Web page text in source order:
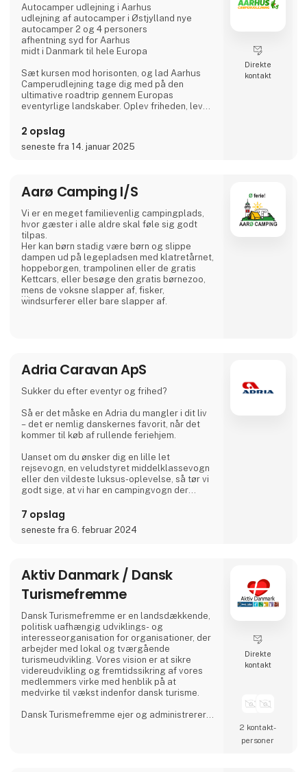
Autocamper udlejning i Aarhus
udlejning af autocamper i Østjylland nye
autocamper 2 og 4 personers
afhentning syd for Aarhus
midt i Danmark til hele Europa
Sæt kursen mod horisonten, og lad Aarhus
Camperudlejning tage dig med på den
ultimative roadtrip gennem Europas
eventyrlige landskaber. Oplev friheden, lev
vejviser til uforglemmelige øjeblikke med
vores autocamper udlejning.
mangfoldige kulturer og smagsoplevelser.
verden: Dit eventyr begynder her.
Hvor går turen h
2 opslag
seneste fra 14. januar 2025
Direkte
kontakt
Aarø Camping I/S
Vi er en meget familievenlig campingplads,
hvor gæster i alle aldre skal føle sig godt
tilpas.
Her kan børn stadig være børn og slippe
dampen ud på legepladsen med klatretårnet,
hoppeborgen, trampolinen eller de gratis
Kettcars, eller besøge den gratis børnezoo,
mens de voksne slapper af, fisker,
windsurferer eller bare slapper af.
I vores lille café eller i ølhaven, når vejret er
godt, mødes mange gæster og øboere til en
drink med kaffe eller øl.
Vi glæder os til at møde dig
Dirk, Isabell, Tim og Joe Schäfer
Adria Caravan ApS
Sukker du efter eventyr og frihed?
Så er det måske en Adria du mangler i dit liv
– det er nemlig danskernes favorit, når det
kommer til køb af rullende feriehjem.
Uanset om du ønsker dig en lille let
rejsevogn, en veludstyret middelklassevogn
eller den vildeste luksus-oplevelse, så tør vi
godt sige, at vi har en campingvogn der
Hvis du ikke er helt solgt af idéen om
campingvogn, så leverer vi selvfølgelig også
ferien, og aldrig skal gå på kompromis med
noget som helst.
Til Ferie For Alle, kan du igen i år, gå på
opdagelse i en mass
7 opslag
seneste fra 6. februar 2024
Aktiv Danmark / Dansk
Turismefremme
Dansk Turismefremme er en landsdækkende,
politisk uafhængig udviklings- og
interesseorganisation for organisationer, der
arbejder med lokal og tværgående
turismeudvikling. Vores vision er at sikre
videreudvikling og fremtidssikring af vores
medlemmers virke med henblik på at
medvirke til vækst indenfor dansk turisme.
Dansk Turismefremme ejer og administrerer
Direkte
kontakt
2 kontakt­
personer